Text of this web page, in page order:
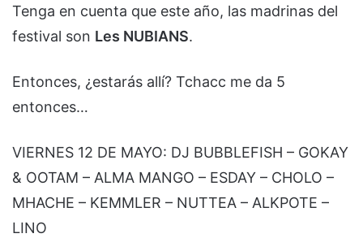
Tenga en cuenta que este año, las madrinas del
festival son Les NUBIANS.
Entonces, ¿estarás allí? Tchacc me da 5
entonces…
VIERNES 12 DE MAYO: DJ BUBBLEFISH – GOKAY
& OOTAM – ALMA MANGO – ESDAY – CHOLO –
MHACHE – KEMMLER – NUTTEA – ALKPOTE –
LINO